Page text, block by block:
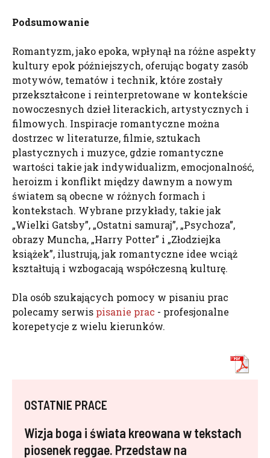
Podsumowanie
Romantyzm, jako epoka, wpłynął na różne aspekty
kultury epok późniejszych, oferując bogaty zasób
motywów, tematów i technik, które zostały
przekształcone i reinterpretowane w kontekście
nowoczesnych dzieł literackich, artystycznych i
filmowych. Inspiracje romantyczne można
dostrzec w literaturze, filmie, sztukach
plastycznych i muzyce, gdzie romantyczne
wartości takie jak indywidualizm, emocjonalność,
heroizm i konflikt między dawnym a nowym
światem są obecne w różnych formach i
kontekstach. Wybrane przykłady, takie jak
„Wielki Gatsby”, „Ostatni samuraj”, „Psychoza”,
obrazy Muncha, „Harry Potter” i „Złodziejka
książek”, ilustrują, jak romantyczne idee wciąż
kształtują i wzbogacają współczesną kulturę.
Dla osób szukających pomocy w pisaniu prac
polecamy serwis pisanie prac - profesjonalne
korepetycje z wielu kierunków.
OSTATNIE PRACE
Wizja boga i świata kreowana w tekstach
piosenek reggae. Przedstaw na